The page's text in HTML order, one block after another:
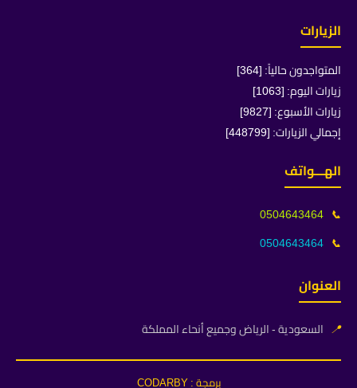
الزيارات
المتواجدون حالياً: [364]
زيارات اليوم: [1063]
زيارات الأسبوع: [9827]
إجمالي الزيارات: [448799]
الهـــواتف
📞
0504643464
📞
0504643464
العنوان
📍 السعودية - الرياض وجميع أنحاء المملكة
برمجة : CODARBY